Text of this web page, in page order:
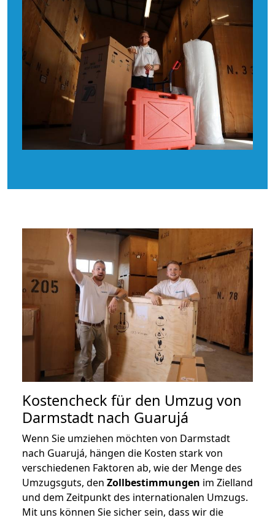
Kostencheck für den Umzug von
Darmstadt nach Guarujá
Wenn Sie umziehen möchten von Darmstadt
nach Guarujá, hängen die Kosten stark von
verschiedenen Faktoren ab, wie der Menge des
Umzugsguts, den Zollbestimmungen im Zielland
und dem Zeitpunkt des internationalen Umzugs.
Mit uns können Sie sicher sein, dass wir die